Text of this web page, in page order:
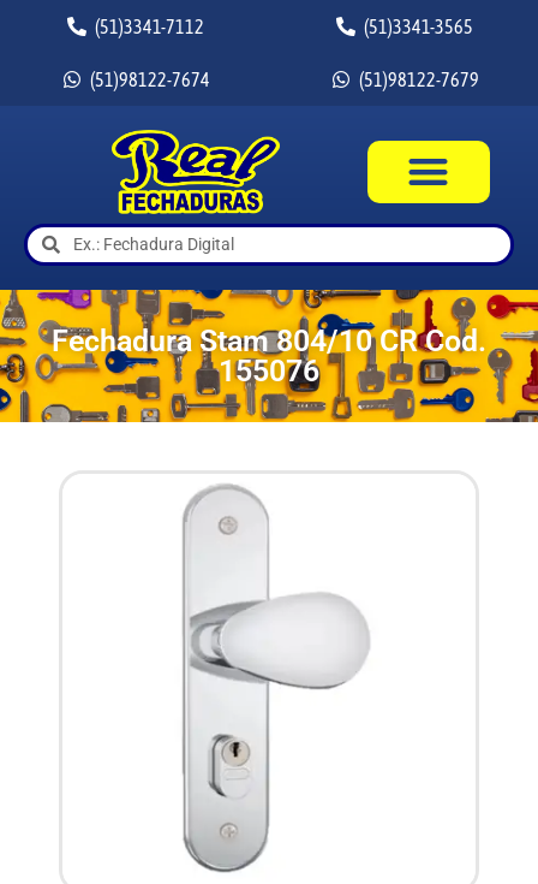
(51)3341-7112 (51)3341-3565
(51)98122-7674 (51)98122-7679
Fechadura Stam 804/10 CR Cod.
155076